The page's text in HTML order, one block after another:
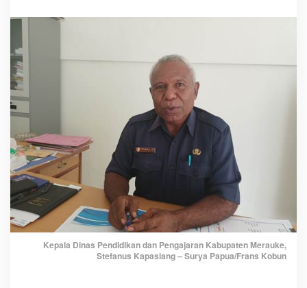
e
k
K
D
a
Kepala Dinas Pendidikan dan Pengajaran Kabupaten Merauke,
Stefanus Kapasiang – Surya Papua/Frans Kobun